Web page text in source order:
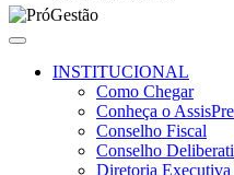
INSTITUCIONAL
Como Chegar
Conheça o
Conselho Fiscal
Conselho
Diretoria Executiva